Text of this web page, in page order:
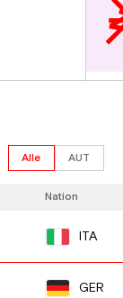
Alle AUT
Nation
ITA
GER